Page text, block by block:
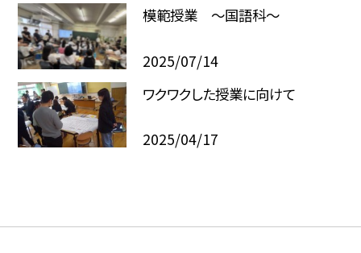
模範授業 ～国語科～
2025/07/14
ワクワクした授業に向けて
2025/04/17